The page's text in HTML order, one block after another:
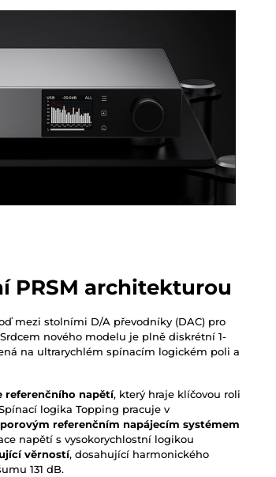
PRSM architekturou
mezi stolními D/A převodníky (DAC) pro
nového modelu je plně diskrétní 1-
na ultrarychlém spínacím logickém poli a
referenčního napětí, který hraje klíčovou roli
logika Topping pracuje v
referenčním napájecím systémem
napětí s vysokorychlostní logikou
věrností, dosahující harmonického
131 dB.